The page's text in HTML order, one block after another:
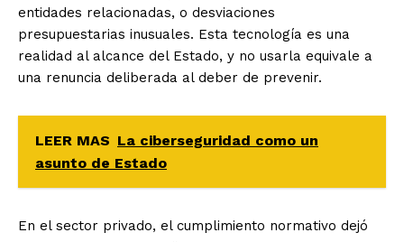
entidades relacionadas, o desviaciones
presupuestarias inusuales. Esta tecnología es una
realidad al alcance del Estado, y no usarla equivale a
una renuncia deliberada al deber de prevenir.
LEER MAS La ciberseguridad como un
asunto de Estado
En el sector privado, el cumplimiento normativo dejó